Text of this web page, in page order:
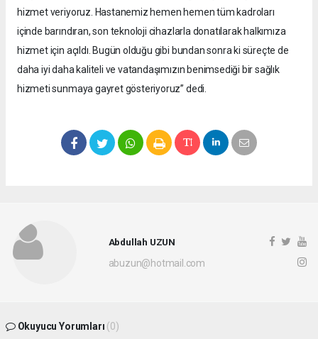
hizmet veriyoruz. Hastanemiz hemen hemen tüm kadroları
içinde barındıran, son teknoloji cihazlarla donatılarak halkımıza
hizmet için açıldı. Bugün olduğu gibi bundan sonra ki süreçte de
daha iyi daha kaliteli ve vatandaşımızın benimsediği bir sağlık
hizmeti sunmaya gayret gösteriyoruz” dedi.
Abdullah UZUN
abuzun@hotmail.com
Okuyucu Yorumları (0)